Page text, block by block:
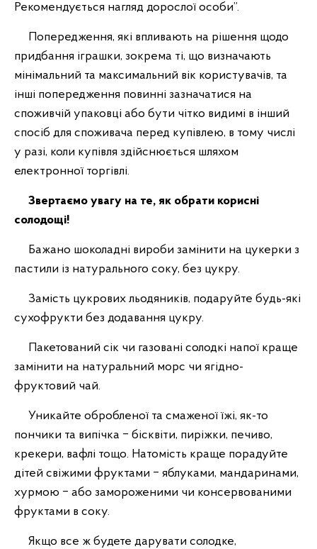
Рекомендується нагляд дорослої особи”.
Попередження, які впливають на рішення щодо
придбання іграшки, зокрема ті, що визначають
мінімальний та максимальний вік користувачів, та
інші попередження повинні зазначатися на
споживчій упаковці або бути чітко видимі в інший
спосіб для споживача перед купівлею, в тому числі
у разі, коли купівля здійснюється шляхом
електронної торгівлі.
Звертаємо увагу на те, як обрати корисні
солодощі!
Бажано шоколадні вироби замінити на цукерки з
пастили із натурального соку, без цукру.
Замість цукрових льодяників, подаруйте будь-які
сухофрукти без додавання цукру.
Пакетований сік чи газовані солодкі напої краще
замінити на натуральний морс чи ягідно-
фруктовий чай.
Уникайте обробленої та смаженої їжі, як-то
пончики та випічка ‒ бісквіти, пиріжки, печиво,
крекери, вафлі тощо. Натомість краще порадуйте
дітей свіжими фруктами ‒ яблуками, мандаринами,
хурмою ‒ або замороженими чи консервованими
фруктами в соку.
Якщо все ж будете дарувати солодке,